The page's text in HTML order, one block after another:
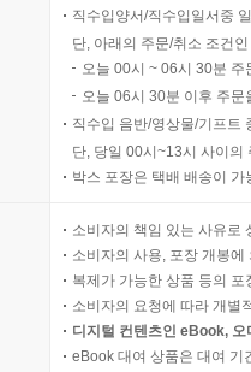
직수입양서/직수입일서중
단, 아래의 주문/취소 조건
오늘 00시 ~ 06시 30분
오늘 06시 30분 이후 주
직수입 음반/영상물/기프트
단, 당일 00시~13시 사이의
박스 포장은 택배 배송이
소비자의 책임 있는 사유로
소비자의 사용, 포장 개봉
복제가 가능한 상품 등의
소비자의 요청에 따라 개별
디지털 컨텐츠인 eBook,
eBook 대여 상품은 대여 기